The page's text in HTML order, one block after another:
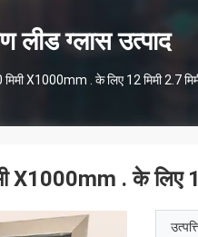
लीड ग्लास उत्पाद
X1000mm . के लिए 12 मिमी 2.7
X1000mm . के लिए